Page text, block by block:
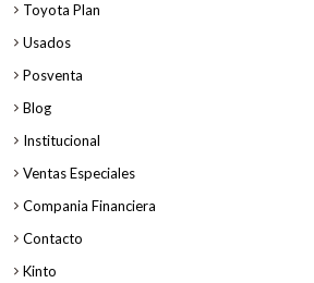
Toyota Plan
Usados
Posventa
Blog
Institucional
Ventas Especiales
Compania Financiera
Contacto
Kinto